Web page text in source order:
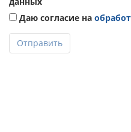
Даю согласие на
Отправить